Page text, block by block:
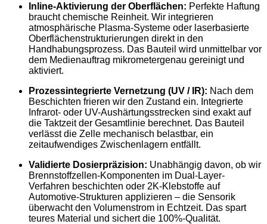
Inline-Aktivierung der Oberflächen: Perfekte Haftung
braucht chemische Reinheit. Wir integrieren
atmosphärische Plasma-Systeme oder laserbasierte
Oberflächenstrukturierungen direkt in den
Handhabungsprozess. Das Bauteil wird unmittelbar vor
dem Medienauftrag mikrometergenau gereinigt und
aktiviert.
Prozessintegrierte Vernetzung (UV / IR): Nach dem
Beschichten frieren wir den Zustand ein. Integrierte
Infrarot- oder UV-Aushärtungsstrecken sind exakt auf
die Taktzeit der Gesamtlinie berechnet. Das Bauteil
verlässt die Zelle mechanisch belastbar, ein
zeitaufwendiges Zwischenlagern entfällt.
Validierte Dosierpräzision: Unabhängig davon, ob wir
Brennstoffzellen-Komponenten im Dual-Layer-
Verfahren beschichten oder 2K-Klebstoffe auf
Automotive-Strukturen applizieren – die Sensorik
überwacht den Volumenstrom in Echtzeit. Das spart
teures Material und sichert die 100%-Qualität.